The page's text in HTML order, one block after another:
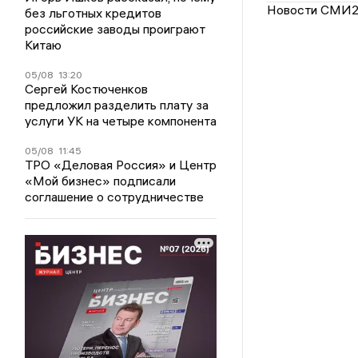
без льготных кредитов
российские заводы проиграют
Китаю
05/08 13:20
Сергей Костюченков
предложил разделить плату за
услуги УК на четыре компонента
05/08 11:45
ТРО «Деловая Россия» и Центр
«Мой бизнес» подписали
соглашение о сотрудничестве
Новости